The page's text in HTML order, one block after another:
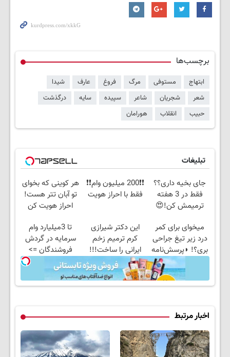
برچسب‌ها
ابتهاج مستوفی مرگ فروغ عارف
شیدا
شعر
شجریان شاعر سپیده سایه
درگذشت
حبیب
انقلاب هورامان
تبلیغات
جای بخیه داری؟؟
فقط در 3 هفته
ترمیمش کن!😍
❗❗200 میلیون وام❗❗
فقط با احراز هویت
هر کوینی که بخوای
تو آبان تتر هست!
احراز هویت کن
میخوای برای کمر
درد زیر تیغ جراحی
بری؟! ◗پرسش‌نامه
رو پر کن◖
این دکتر شیرازی
کرم ترمیم زخم
ایرانی را ساخت!!!
تا 3میلیارد وام
سرمایه در گردش
فروشندگان =>
فروشگاهت رو ثبت
کن
اخبار مرتبط